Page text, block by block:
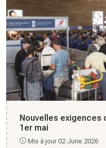
Nouvelles exigences
1er mai
Mis à jour 02 June 2026